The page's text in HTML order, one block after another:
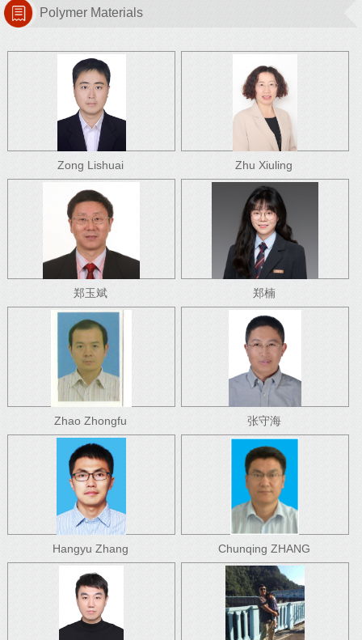
Polymer Materials
Zong Lishuai Zhu Xiuling
郑玉斌 郑楠
Zhao Zhongfu 张守海
Hangyu Zhang Chunqing ZHANG